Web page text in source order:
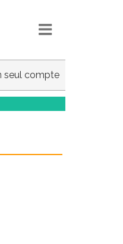
seul compte